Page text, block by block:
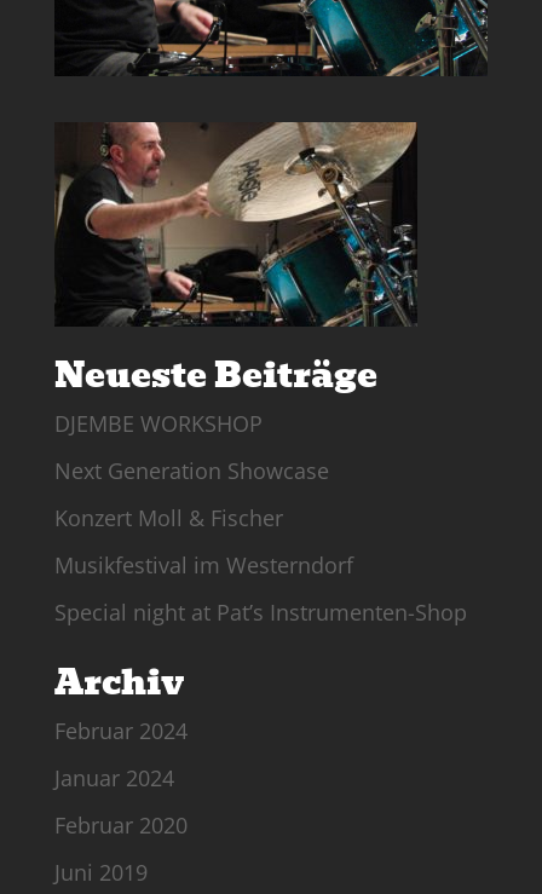
Neueste Beiträge
DJEMBE WORKSHOP
Next Generation Showcase
Konzert Moll & Fischer
Musikfestival im Westerndorf
Special night at Pat’s Instrumenten-Shop
Archiv
Februar 2024
Januar 2024
Februar 2020
Juni 2019